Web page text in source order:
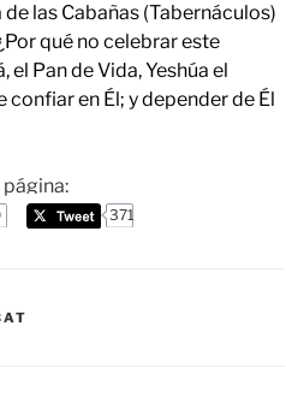
las Cabañas (Tabernáculos)
qué no celebrar este
Pan de Vida, Yeshúa el
en Él; y depender de Él
página:
371